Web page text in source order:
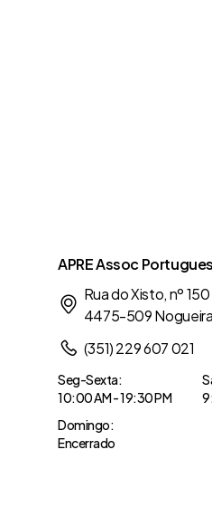
APRE Assoc
Rua do Xisto, nº 150
4475-509
(351) 229 607 021
Seg-Sexta:
10:00 AM - 19:30 PM
Domingo:
Encerrado